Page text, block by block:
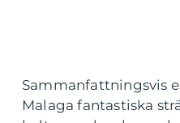
Sammanfattningsvis
Malaga fantastiska